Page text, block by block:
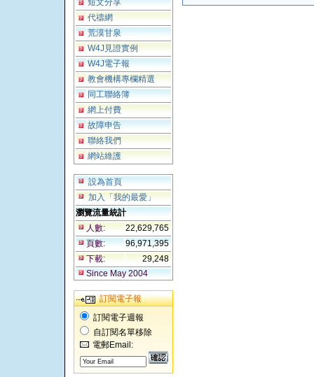
短文分享
代禱網
荒漠甘泉
W4J見證實例
W4J電子報
教會機構專欄精選
同工聯絡簿
網上付費
故障申告
聯絡我們
網站維護
設為首頁
加入「我的最愛」
瀏覽流量統計
人數:
22,629,765
頁數:
96,971,395
下載:
29,248
Since May 2004
訂閱電子報
訂閱電子週報
自訂閱名單移除
電郵Email: